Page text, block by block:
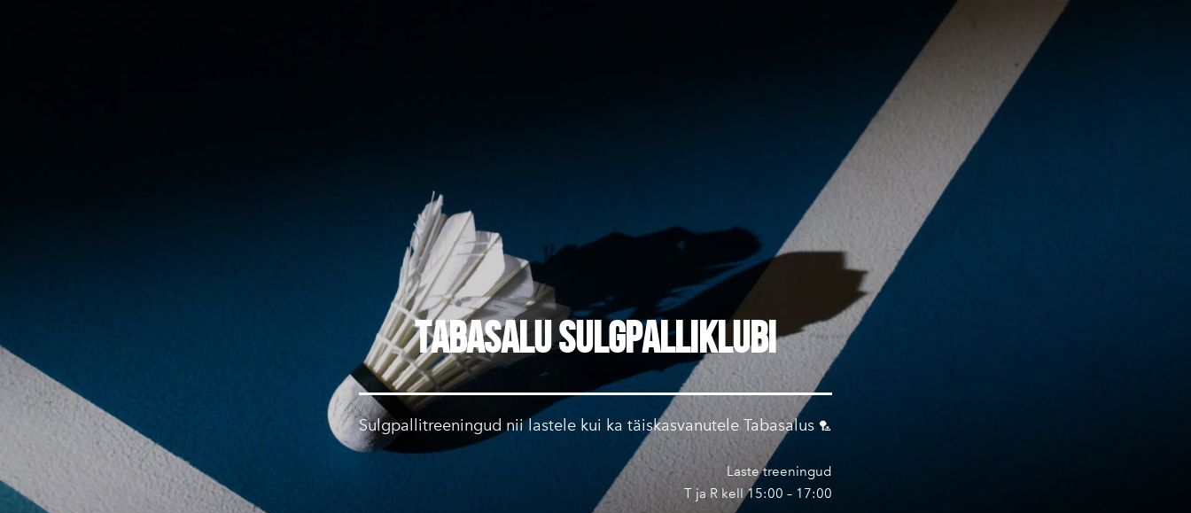
Tabasalu Sulgpalliklubi
Sulgpallitreeningud nii lastele kui ka täiskasvanutele Tabasalus 🏸
Laste treeningud
T ja R kell 15:00 – 17:00